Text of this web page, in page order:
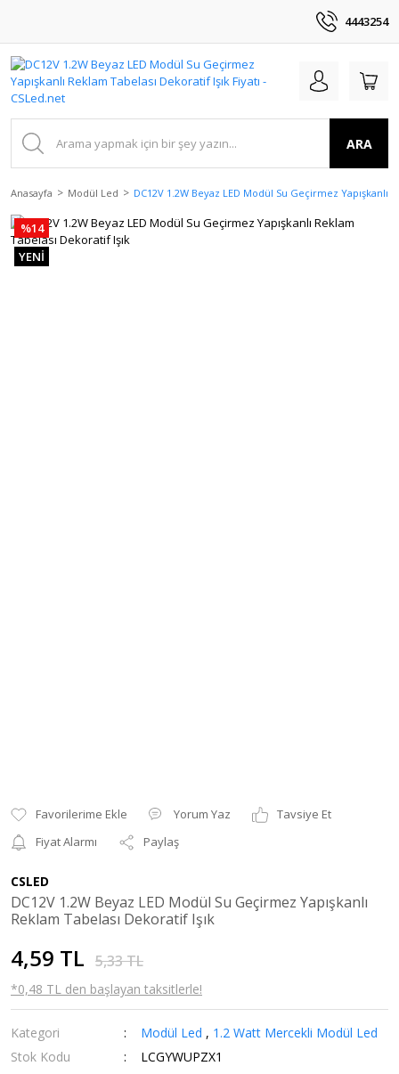
4443254
ARA
Anasayfa Modül Led DC12V 1.2W Beyaz LED Modül Su Geçirmez Yapışkanlı
%14
YENİ
Yorum Yaz
Tavsiye Et
Fiyat Alarmı
Paylaş
CSLED
DC12V 1.2W Beyaz LED Modül Su Geçirmez Yapışkanlı
Reklam Tabelası Dekoratif Işık
4,59 TL 5,33 TL
*0,48 TL den başlayan taksitlerle!
Kategori Modül Led , 1.2 Watt Mercekli Modül Led
Stok Kodu
LCGYWUPZX1